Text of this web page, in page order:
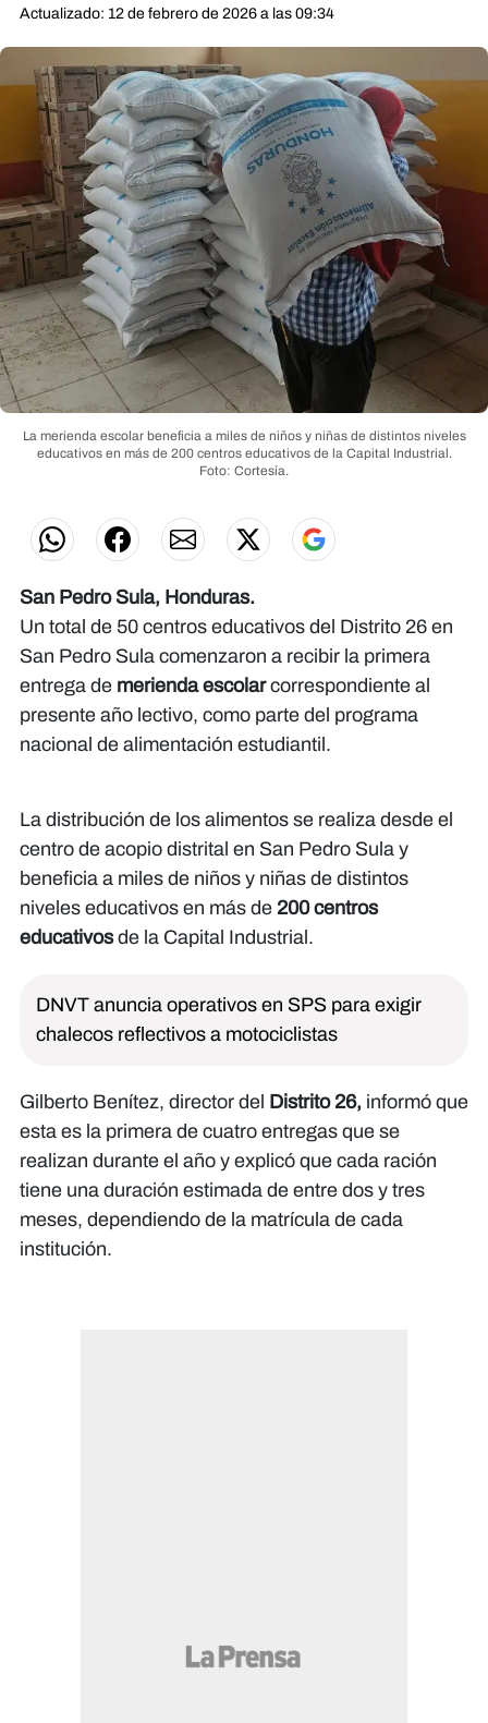
Actualizado: 12 de febrero de 2026 a las 09:34
La merienda escolar beneficia a miles de niños y niñas de distintos niveles
educativos en más de 200 centros educativos de la Capital Industrial.
Foto: Cortesía.
San Pedro Sula, Honduras.
Un total de 50 centros educativos del Distrito 26 en
San Pedro Sula comenzaron a recibir la primera
entrega de merienda escolarcorrespondiente al
presente año lectivo, como parte del programa
nacional de alimentación estudiantil.
La distribución de los alimentos se realiza desde el
centro de acopio distrital en San Pedro Sula y
beneficia a miles de niños y niñas de distintos
niveles educativos en más de 200 centros
educativosde la Capital Industrial.
DNVT anuncia operativos en SPS para exigir
chalecos reflectivos a motociclistas
Gilberto Benítez, director del Distrito 26, informó que
esta es la primera de cuatro entregas que se
realizan durante el año y explicó que cada ración
tiene una duración estimada de entre dos y tres
meses, dependiendo de la matrícula de cada
institución.